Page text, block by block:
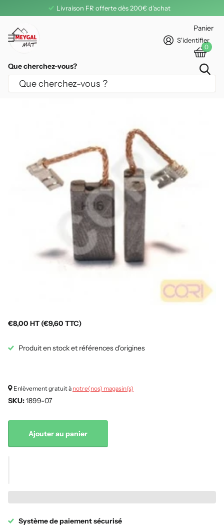
Livraison FR offerte dès 200€ d'achat
Que cherchez-vous?
S'identifier
Panier
0
CHARBON ADAPTABLE CORI POUR
MAKITA
€8,00 HT (€9,60 TTC)
Produit en stock et références d'origines
Enlèvement gratuit à notre(nos) magasin(s)
SKU:1899-07
Ajouter au panier
Système de paiement sécurisé